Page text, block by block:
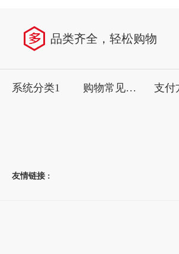
品类齐全，轻松购物
系统分类1 购物常见问题 支付
友情链接 :